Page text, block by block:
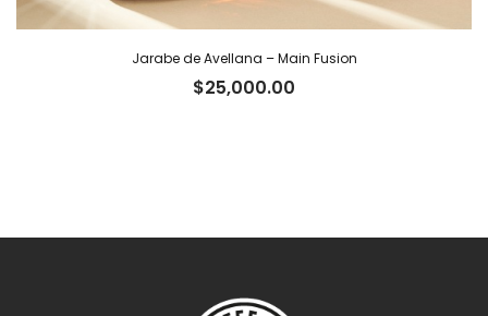
Jarabe de Avellana – Main Fusion
$25,000.00